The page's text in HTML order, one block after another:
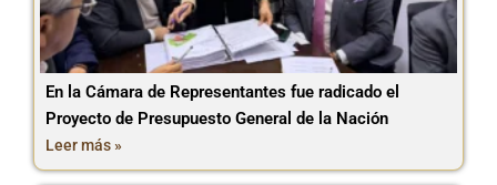
En la Cámara de Representantes fue radicado el
Proyecto de Presupuesto General de la Nación
Leer más »